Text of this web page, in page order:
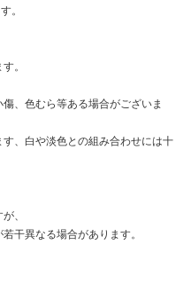
。
。
、色むら等ある場合がございま
、白や淡色との組み合わせには十
、
干異なる場合があります。